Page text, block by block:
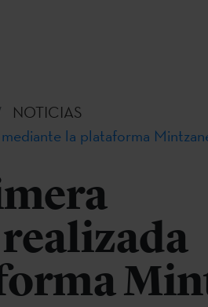
NOTICIAS
la plataforma